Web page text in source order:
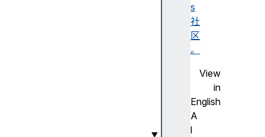
s
社
区
。
View
in
English
A
l